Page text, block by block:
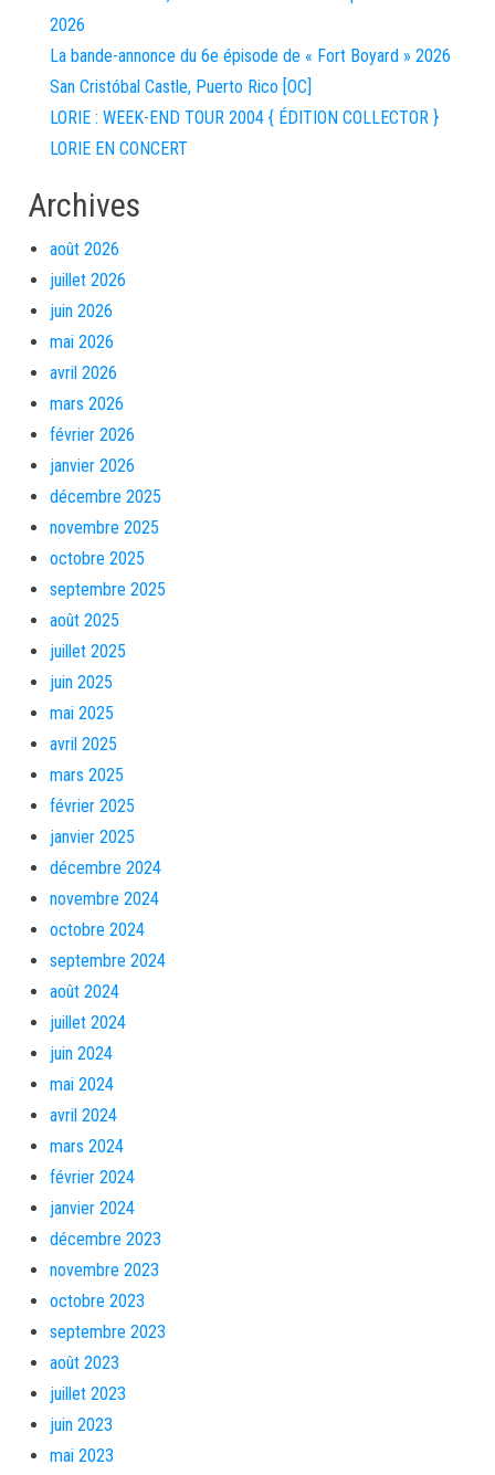
2026
La bande-annonce du 6e épisode de « Fort Boyard » 2026
San Cristóbal Castle, Puerto Rico [OC]
LORIE : WEEK-END TOUR 2004 { ÉDITION COLLECTOR }
LORIE EN CONCERT
Archives
août 2026
juillet 2026
juin 2026
mai 2026
avril 2026
mars 2026
février 2026
janvier 2026
décembre 2025
novembre 2025
octobre 2025
septembre 2025
août 2025
juillet 2025
juin 2025
mai 2025
avril 2025
mars 2025
février 2025
janvier 2025
décembre 2024
novembre 2024
octobre 2024
septembre 2024
août 2024
juillet 2024
juin 2024
mai 2024
avril 2024
mars 2024
février 2024
janvier 2024
décembre 2023
novembre 2023
octobre 2023
septembre 2023
août 2023
juillet 2023
juin 2023
mai 2023